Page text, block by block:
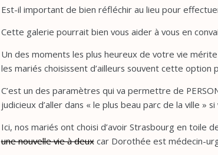
Est-il important de bien réfléchir au lieu pour
Cette galerie pourrait bien vous aider à vous en
Un des moments les plus heureux de votre vie
les mariés choisissent d’ailleurs souvent cette
C’est un des paramètres qui va permettre de
judicieux d’aller dans « le plus beau parc de la ville »
Ici, nos mariés ont choisi d’avoir Strasbourg en toile
une nouvelle vie à deuxcar Dorothée est médecin-